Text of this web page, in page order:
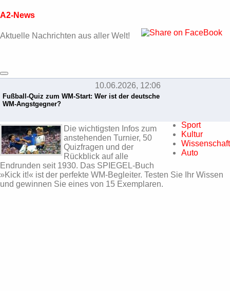
A2-News
Aktuelle Nachrichten aus aller Welt!
Sport
Kultur
Wissenschaft
Auto
10.06.2026, 12:06
Fußball-Quiz zum WM-Start: Wer ist der deutsche
WM-Angstgegner?
Die wichtigsten Infos zum
anstehenden Turnier, 50
Quizfragen und der
Rückblick auf alle
Endrunden seit 1930. Das SPIEGEL-Buch
»Kick it!« ist der perfekte WM-Begleiter. Testen Sie Ihr Wissen
und gewinnen Sie eines von 15 Exemplaren.